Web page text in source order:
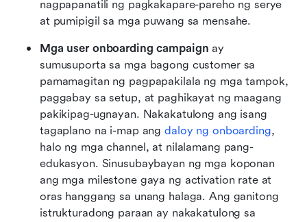
nagpapanatili ng pagkakapare-pareho ng serye
at pumipigil sa mga puwang sa mensahe.
Mga user onboarding campaign ay
sumusuporta sa mga bagong customer sa
pamamagitan ng pagpapakilala ng mga tampok,
paggabay sa setup, at paghikayat ng maagang
pakikipag-ugnayan. Nakakatulong ang isang
tagaplano na i-map ang daloy ng onboarding,
halo ng mga channel, at nilalamang pang-
edukasyon. Sinusubaybayan ng mga koponan
ang mga milestone gaya ng activation rate at
oras hanggang sa unang halaga. Ang ganitong
istrukturadong paraan ay nakakatulong sa